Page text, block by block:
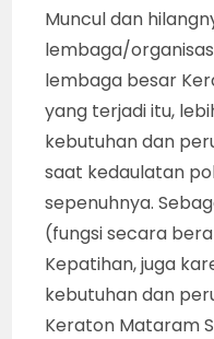
Muncul dan
lembaga/
lembaga besar
yang terjadi itu,
kebutuhan dan
saat kedaulatan
sepenuhnya.
(fungsi secara
Kepatihan, juga
kebutuhan dan
Keraton Mataram